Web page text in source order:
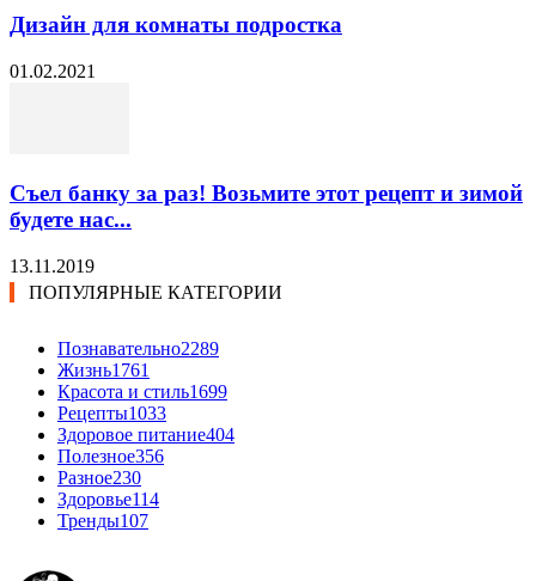
Дизайн для комнаты подростка
01.02.2021
Съел банку за раз! Возьмите этот рецепт и зимой
будете нас...
13.11.2019
ПОПУЛЯРНЫЕ КАТЕГОРИИ
Познавательно2289
Жизнь1761
Красота и стиль1699
Рецепты1033
Здоровое питание404
Полезное356
Разное230
Здоровье114
Тренды107